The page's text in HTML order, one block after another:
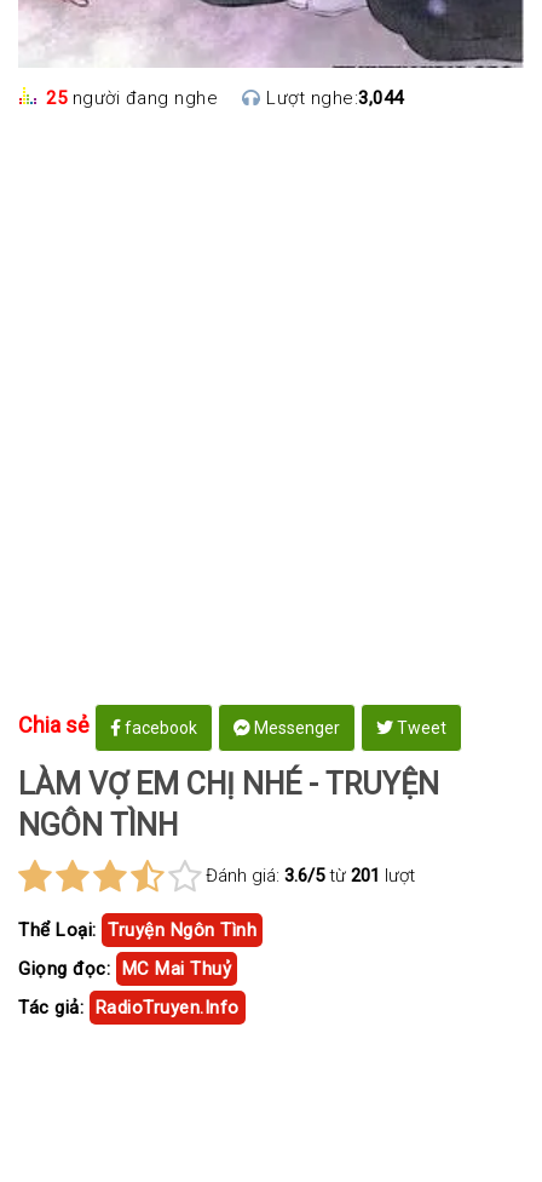
25người đang nghe Lượt nghe:3,044
Chia sẻ facebook Messenger Tweet
LÀM VỢ EM CHỊ NHÉ - TRUYỆN
NGÔN TÌNH
Đánh giá: 3.6/5từ 201 lượt
Thể Loại: Truyện Ngôn Tình
Giọng đọc: MC Mai Thuỷ
Tác giả: RadioTruyen.Info